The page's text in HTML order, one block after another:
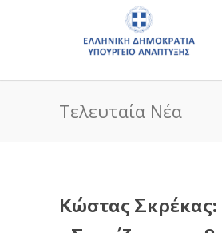
Τελευταία Νέα
Κώστας Σκρέκας: